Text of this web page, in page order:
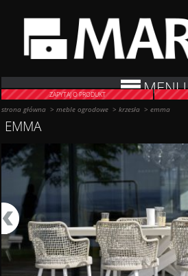
MENU
ZAPYTAJ O PRODUKT
strona główna >meble ogrodowe >krzesła >emma
EMMA